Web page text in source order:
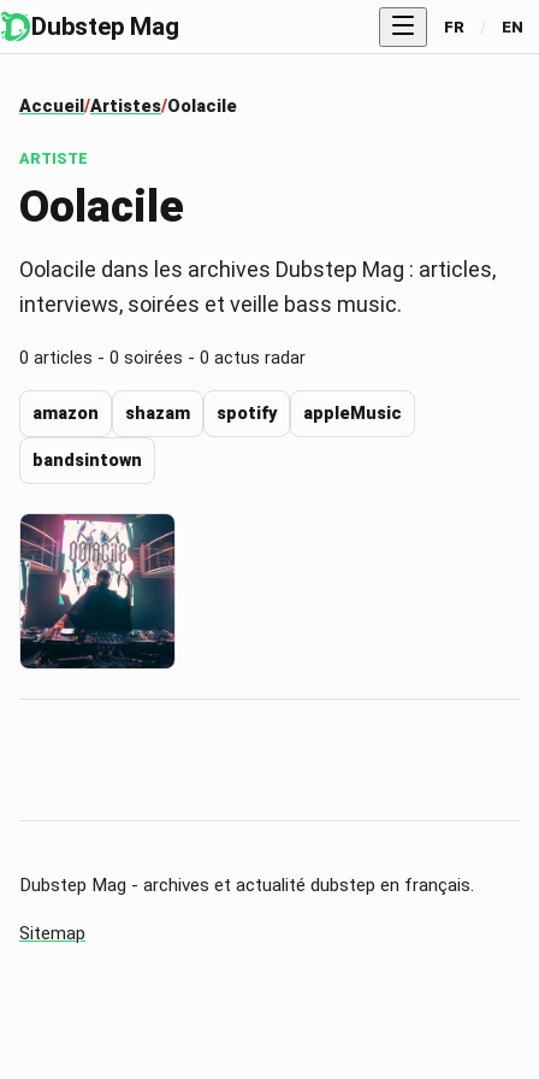
Dubstep Mag FR / EN
Accueil Artistes Oolacile
ARTISTE
Oolacile
Oolacile dans les archives Dubstep Mag : articles,
interviews, soirées et veille bass music.
0 articles - 0 soirées - 0 actus radar
amazon shazam spotify appleMusic
bandsintown
Dubstep Mag - archives et actualité dubstep en français.
Sitemap